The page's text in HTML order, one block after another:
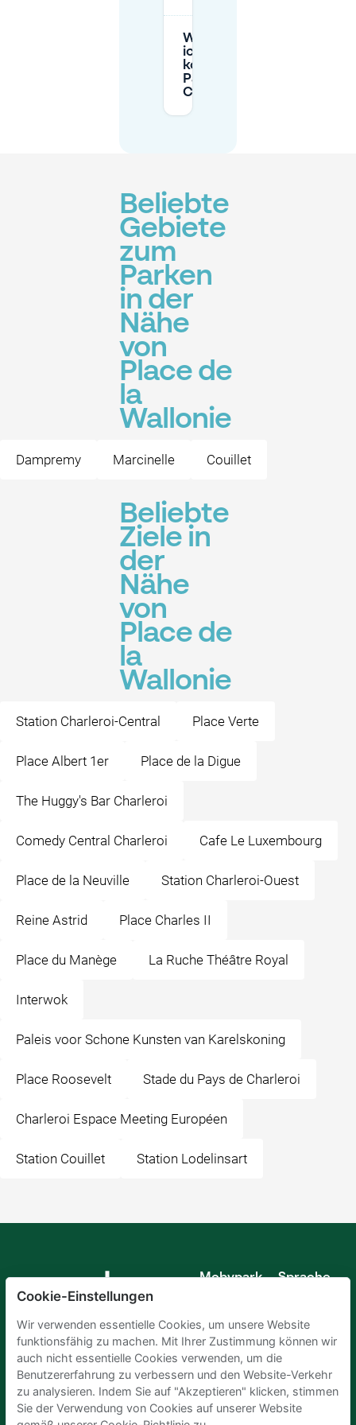
Wo finde
ich
kostenloses
Parken in
Charleroi?
Beliebte
Gebiete
zum
Parken
in der
Nähe
von
Place de
la
Wallonie
Dampremy Marcinelle Couillet
Beliebte
Ziele in
der
Nähe
von
Place de
la
Wallonie
Station Charleroi-Central Place Verte
Place Albert 1er Place de la Digue
The Huggy's Bar Charleroi
Comedy Central Charleroi Cafe Le Luxembourg
Place de la Neuville Station Charleroi-Ouest
Reine Astrid Place Charles II
Place du Manège La Ruche Théâtre Royal
Interwok
Paleis voor Schone Kunsten van Karelskoning
Place Roosevelt Stade du Pays de Charleroi
Charleroi Espace Meeting Européen
Station Couillet Station Lodelinsart
Mobypark
Sprache
Spanisch
Französisch
Italienisch
Niederländisch
Cookie-Einstellungen
Wir verwenden essentielle Cookies, um unsere Website
funktionsfähig zu machen. Mit Ihrer Zustimmung können wir
auch nicht essentielle Cookies verwenden, um die
Benutzererfahrung zu verbessern und den Website-Verkehr
zu analysieren. Indem Sie auf "Akzeptieren" klicken, stimmen
Sie der Verwendung von Cookies auf unserer Website